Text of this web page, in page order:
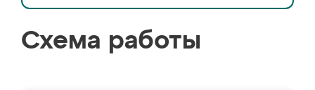
Схема работы